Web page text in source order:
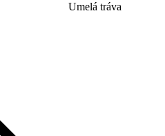
Umelá tráva